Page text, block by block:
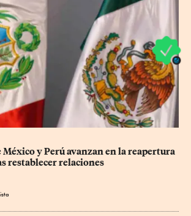
México y Perú avanzan en la reapertura
restablecer relaciones